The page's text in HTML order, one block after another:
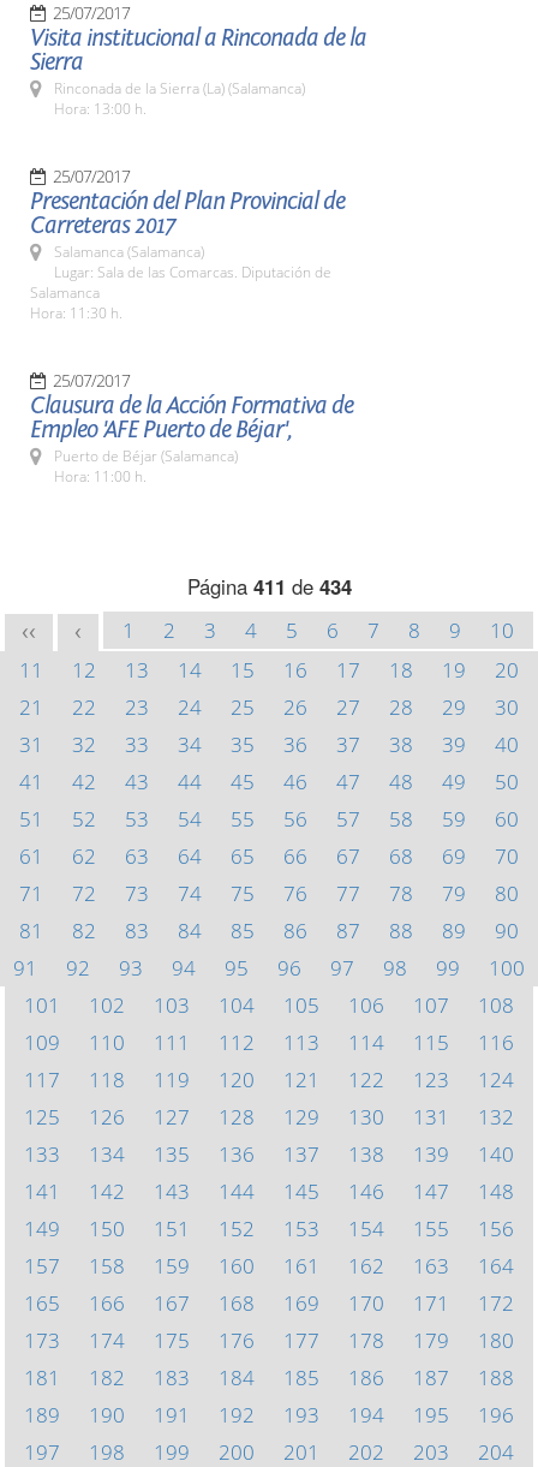
25/07/2017
Visita institucional a Rinconada de la
Sierra
Rinconada de la Sierra (La) (Salamanca)
Hora: 13:00 h.
25/07/2017
Presentación del Plan Provincial de
Carreteras 2017
Salamanca (Salamanca)
Lugar: Sala de las Comarcas. Diputación de
Salamanca
Hora: 11:30 h.
25/07/2017
Clausura de la Acción Formativa de
Empleo 'AFE Puerto de Béjar',
Puerto de Béjar (Salamanca)
Hora: 11:00 h.
Página 411 de 434
<< < 1 2 3 4 5 6 7 8 9
10
11
12 13 14 15 16 17 18 19
20
21
22 23 24 25 26 27 28 29
30
31
32 33 34 35 36 37 38 39
40
41
42 43 44 45 46 47 48 49
50
51
52 53 54 55 56 57 58 59
60
61
62 63 64 65 66 67 68 69
70
71
72 73 74 75 76 77 78 79
80
81
82 83 84 85 86 87 88 89
90
91
92 93 94 95 96 97 98 99
100
101
102 103 104 105 106 107
108
109
110 111 112 113 114 115
116
117
118 119 120 121 122 123
124
125
126 127 128 129 130 131
132
133
134 135 136 137 138 139
140
141
142 143 144 145 146 147
148
149
150 151 152 153 154 155
156
157
158 159 160 161 162 163
164
165
166 167 168 169 170 171
172
173
174 175 176 177 178 179
180
181
182 183 184 185 186 187
188
189
190 191 192 193 194 195
196
197
198 199 200 201 202 203
204